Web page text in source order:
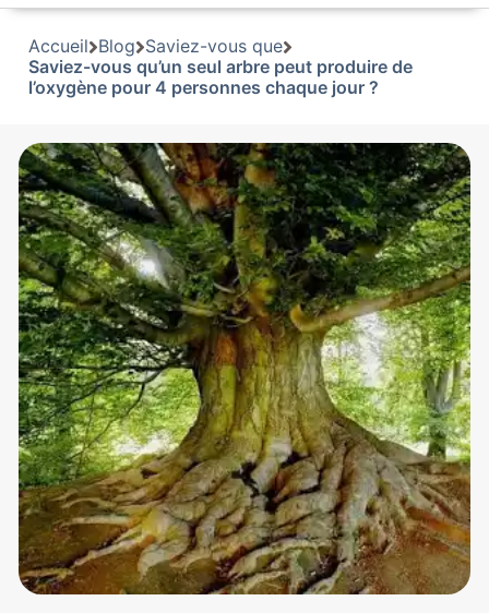
Accueil Blog Saviez-vous que
Saviez-vous qu’un seul arbre peut produire de
l’oxygène pour 4 personnes chaque jour ?